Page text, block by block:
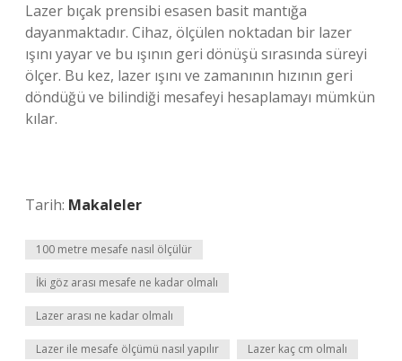
Lazer bıçak prensibi esasen basit mantığa
dayanmaktadır. Cihaz, ölçülen noktadan bir lazer
ışını yayar ve bu ışının geri dönüşü sırasında süreyi
ölçer. Bu kez, lazer ışını ve zamanının hızının geri
döndüğü ve bilindiği mesafeyi hesaplamayı mümkün
kılar.
Tarih: Makaleler
100 metre mesafe nasıl ölçülür
İki göz arası mesafe ne kadar olmalı
Lazer arası ne kadar olmalı
Lazer ile mesafe ölçümü nasıl yapılır Lazer kaç cm olmalı